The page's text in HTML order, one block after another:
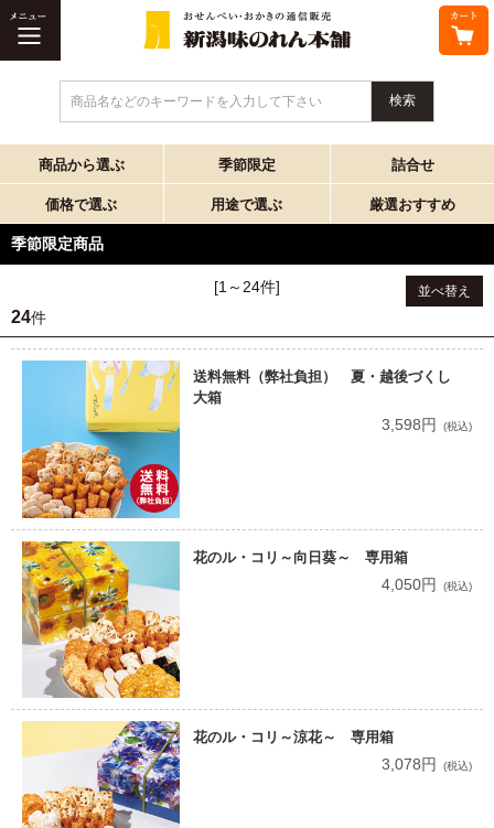
商品名などのキーワードを入力して下さい
商品から選ぶ 季節限定 詰合せ
価格で選ぶ 用途で選ぶ 厳選おすすめ
季節限定商品
並べ替え
[1～24件]
24件
送料無料（弊社負担） 夏・越後づくし
大箱
3,598円 (税込)
花のル・コリ～向日葵～ 専用箱
4,050円 (税込)
花のル・コリ～涼花～ 専用箱
3,078円 (税込)